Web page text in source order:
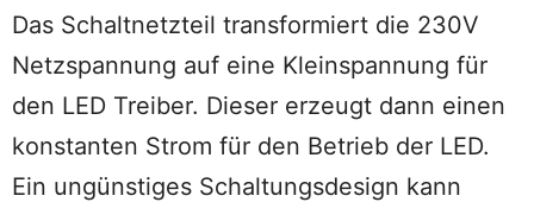
Das Schaltnetzteil transformiert die 230V
Netzspannung auf eine Kleinspannung für
den LED Treiber. Dieser erzeugt dann einen
konstanten Strom für den Betrieb der LED.
Ein ungünstiges Schaltungsdesign kann